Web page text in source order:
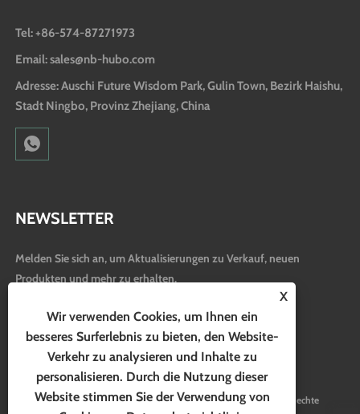
Tel: +86-574-87271973
Email: sales@nb-hubo.com
Adresse: Auschi Future Wisdom Park, Gulin Town, Bezirk Haishu,
Stadt Ningbo, Provinz Zhejiang, China
NEWSLETTER
Melden Sie sich an, um Aktualisierungen zu Verkauf, neuen
Produkten und mehr zu erhalten.
Copyright © 2024 Ningbo Hubo Electrical Appliance Co., Ltd. Alle Rechte
X
Wir verwenden Cookies, um Ihnen ein
besseres Surferlebnis zu bieten, den Website-
Verkehr zu analysieren und Inhalte zu
personalisieren. Durch die Nutzung dieser
Website stimmen Sie der Verwendung von